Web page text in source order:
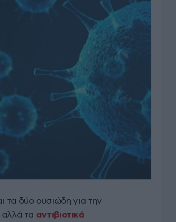
τα δύο ουσιώδη για την
τα αντιβιοτικά